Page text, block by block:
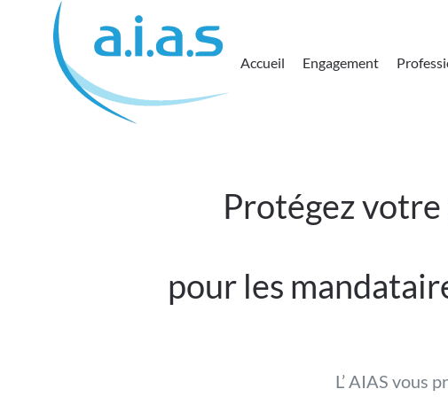
Passer au contenu principal
Accueil Engagement
Protégez
pour les
L’ AIAS vous